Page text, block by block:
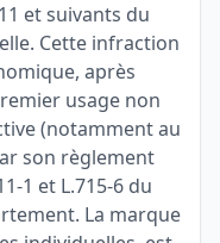
et suivants du
Cette infraction
après
usage non
(notamment au
son règlement
1 et L.715-6 du
La marque